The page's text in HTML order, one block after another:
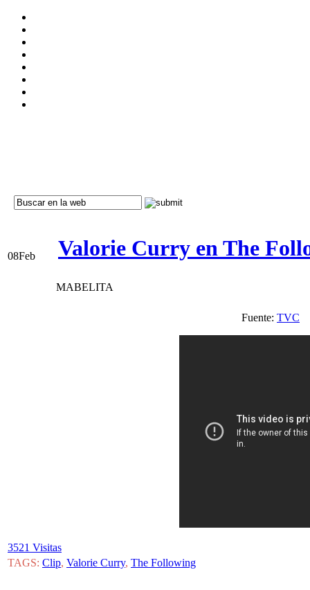
08Feb Valorie Curry en The
MABELITA
Fuente: TVC
3521 Visitas
TAGS: Clip, Valorie Curry, The Following